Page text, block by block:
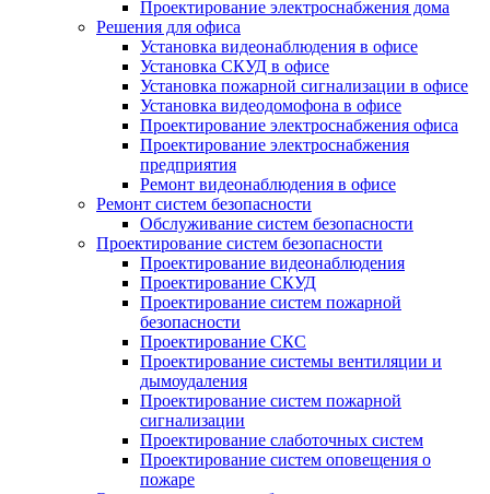
Проектирование электроснабжения дома
Решения для офиса
Установка видеонаблюдения в офисе
Установка СКУД в офисе
Установка пожарной сигнализации в офисе
Установка видеодомофона в офисе
Проектирование электроснабжения офиса
Проектирование электроснабжения
предприятия
Ремонт видеонаблюдения в офисе
Ремонт систем безопасности
Обслуживание систем безопасности
Проектирование систем безопасности
Проектирование видеонаблюдения
Проектирование СКУД
Проектирование систем пожарной
безопасности
Проектирование СКС
Проектирование системы вентиляции и
дымоудаления
Проектирование систем пожарной
сигнализации
Проектирование слаботочных систем
Проектирование систем оповещения о
пожаре